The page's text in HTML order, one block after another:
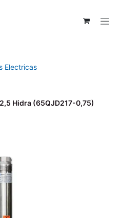
Electricas
Hidra (65QJD217-0,75)